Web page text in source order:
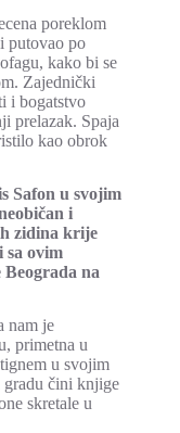
poreklom
putovao po
kako bi se
Zajednički
i bogatstvo
prelazak. Spaja
kao obrok
Safon u svojim
i
zidina krije
sa ovim
na
nam je
primetna u
u svojim
gradu čini knjige
skretale u